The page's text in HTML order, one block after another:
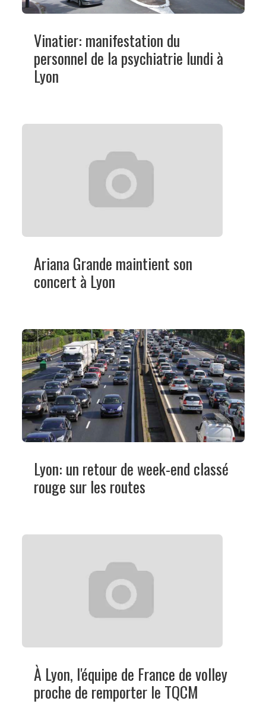
Vinatier: manifestation du
personnel de la psychiatrie lundi à
Lyon
Ariana Grande maintient son
concert à Lyon
Lyon: un retour de week-end classé
rouge sur les routes
À Lyon, l'équipe de France de volley
proche de remporter le TQCM